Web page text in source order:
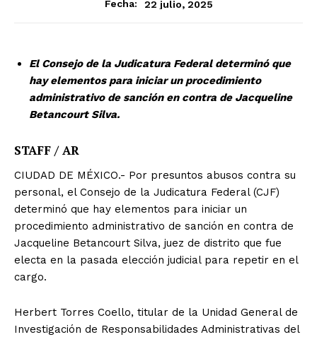
Fecha: 22 julio, 2025
El Consejo de la Judicatura Federal determinó que
hay elementos para iniciar un procedimiento
administrativo de sanción en contra de Jacqueline
Betancourt Silva.
STAFF / AR
CIUDAD DE MÉXICO.- Por presuntos abusos contra su
personal, el Consejo de la Judicatura Federal (CJF)
determinó que hay elementos para iniciar un
procedimiento administrativo de sanción en contra de
Jacqueline Betancourt Silva, juez de distrito que fue
electa en la pasada elección judicial para repetir en el
cargo.
Herbert Torres Coello, titular de la Unidad General de
Investigación de Responsabilidades Administrativas del